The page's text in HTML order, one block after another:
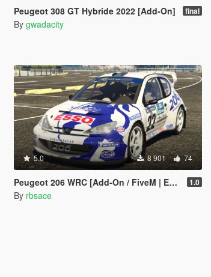
Peugeot 308 GT Hybride 2022 [Add-On] final
By gwadacity
5.0 8 901 74
Peugeot 206 WRC [Add-On / FiveM | Extras | Template | Tuning | LODs | VehFuncs V] 1.0
By rbsace